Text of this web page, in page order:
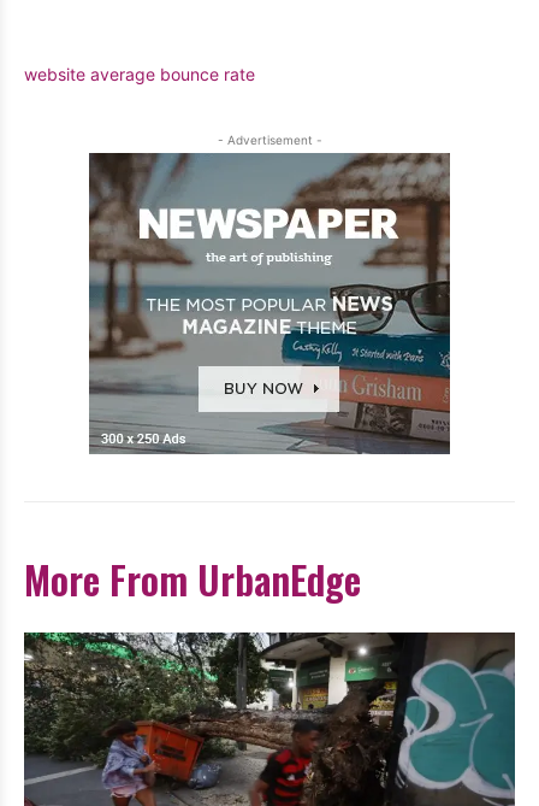
website average bounce rate
- Advertisement -
More From UrbanEdge